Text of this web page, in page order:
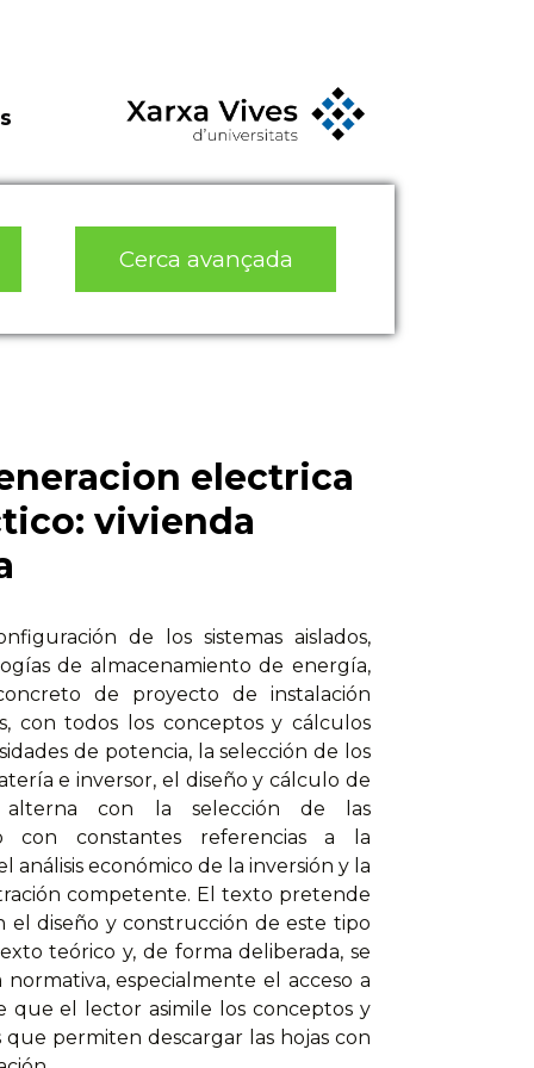
Cerca avançada
electrica
vivienda
de los sistemas aislados,
de almacenamiento de energía,
de proyecto de instalación
con todos los conceptos y cálculos
de potencia, la selección de los
e inversor, el diseño y cálculo de
con la selección de las
con constantes referencias a la
económico de la inversión y la
competente. El texto pretende
el diseño y construcción de este tipo
teórico y, de forma deliberada, se
especialmente el acceso a
que el lector asimile los conceptos y
permiten descargar las hojas con